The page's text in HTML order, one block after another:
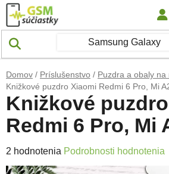
Prejsť na obsah
Domov / Príslušenstvo / Puzdra a obaly na
Knižkové puzdro Xiaomi Redmi 6 Pro, Mi
Knižkové
Redmi 6 Pro, Mi
Priemerné hodnotenie produktu je 5,0
2 hodnotenia Podrobnosti hodnotenia